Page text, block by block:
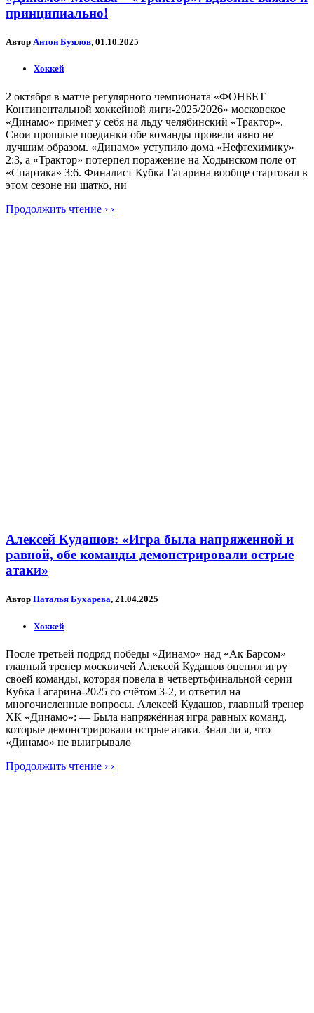
принципиально!
Автор Антон Буялов, 01.10.2025
Хоккей
2 октября в матче регулярного чемпионата «ФОНБЕТ
Континентальной хоккейной лиги-2025/2026» московское
«Динамо» примет у себя на льду челябинский «Трактор».
Свои прошлые поединки обе команды провели явно не
лучшим образом. «Динамо» уступило дома «Нефтехимику»
2:3, а «Трактор» потерпел поражение на Ходынском поле от
«Спартака» 3:6. Финалист Кубка Гагарина вообще стартовал в
этом сезоне ни шатко, ни
Продолжить чтение › ›
Алексей Кудашов: «Игра была напряженной и
равной, обе команды демонстрировали острые
атаки»
Автор Наталья Бухарева, 21.04.2025
Хоккей
После третьей подряд победы «Динамо» над «Ак Барсом»
главный тренер москвичей Алексей Кудашов оценил игру
своей команды, которая повела в четвертьфинальной серии
Кубка Гагарина-2025 со счётом 3-2, и ответил на
многочисленные вопросы. Алексей Кудашов, главный тренер
ХК «Динамо»: — Была напряжённая игра равных команд,
которые демонстрировали острые атаки. Знал ли я, что
«Динамо» не выигрывало
Продолжить чтение › ›